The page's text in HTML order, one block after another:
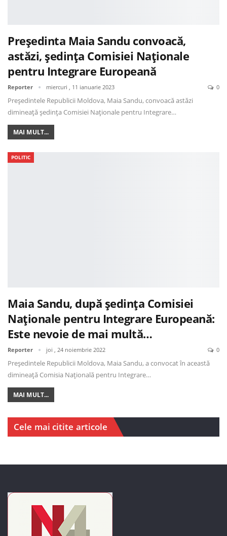
Președinta Maia Sandu convoacă,
astăzi, ședința Comisiei Naționale
pentru Integrare Europeană
Reporter miercuri , 11 ianuarie 2023 0
Președintele Republicii Moldova, Maia Sandu, convoacă astăzi
dimineață ședința Comisiei Naționale pentru Integrare…
MAI MULT...
POLITIC
Maia Sandu, după ședința Comisiei
Naționale pentru Integrare Europeană:
Este nevoie de mai multă…
Reporter joi , 24 noiembrie 2022 0
Președintele Republicii Moldova, Maia Sandu, a convocat în această
dimineață Comisia Națională pentru Integrare…
MAI MULT...
Cele mai citite articole